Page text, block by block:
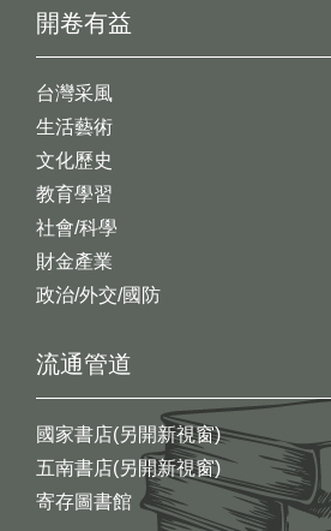
開卷有益
台灣采風
生活藝術
文化歷史
教育學習
社會/科學
財金產業
政治/外交/國防
流通管道
國家書店(另開新視窗)
五南書店(另開新視窗)
寄存圖書館